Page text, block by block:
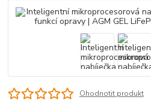
Ohodnotit produkt